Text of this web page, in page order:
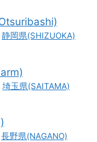
静岡県(SHIZUOKA)
埼玉県(SAITAMA)
長野県(NAGANO)